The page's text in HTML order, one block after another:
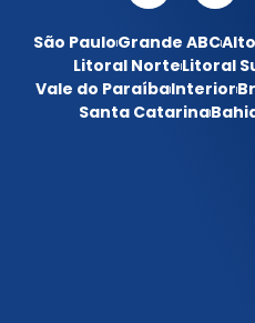
São PauloGrande ABC
Litoral NorteLitoral
Vale do ParaíbaInterior
Santa Catarina